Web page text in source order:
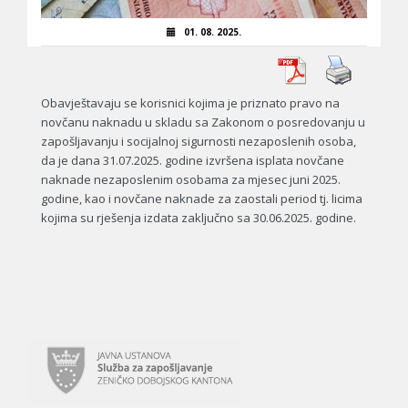
01. 08. 2025.
Obavještavaju se korisnici kojima je priznato pravo na
novčanu naknadu u skladu sa Zakonom o posredovanju u
zapošljavanju i socijalnoj sigurnosti nezaposlenih osoba,
da je dana 31.07.2025. godine izvršena isplata novčane
naknade nezaposlenim osobama za mjesec juni 2025.
godine, kao i novčane naknade za zaostali period tj. licima
kojima su rješenja izdata zaključno sa 30.06.2025. godine.